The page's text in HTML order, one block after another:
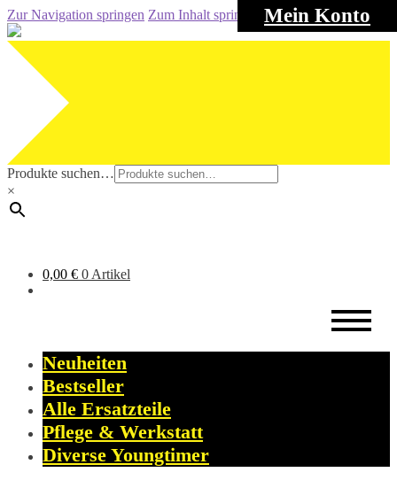
Mein Konto
Zur Navigation springen Zum Inhalt springen
Produkte suchen…
×
0,00 € 0 Artikel
Neuheiten
Bestseller
Alle Ersatzteile
Pflege & Werkstatt
Diverse Youngtimer